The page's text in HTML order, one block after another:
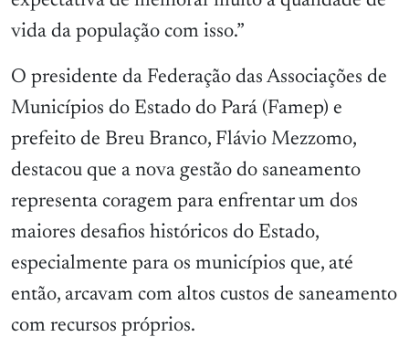
vida da população com isso.”
O presidente da Federação das Associações de
Municípios do Estado do Pará (Famep) e
prefeito de Breu Branco, Flávio Mezzomo,
destacou que a nova gestão do saneamento
representa coragem para enfrentar um dos
maiores desafios históricos do Estado,
especialmente para os municípios que, até
então, arcavam com altos custos de saneamento
com recursos próprios.